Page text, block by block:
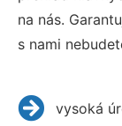
na nás.
s nami
vysoká